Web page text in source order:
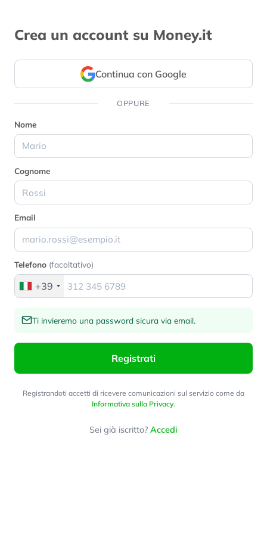
Crea un account su Money.it
Continua con Google
OPPURE
Nome
Cognome
Email
Telefono (facoltativo)
+39
Ti invieremo una password sicura via email.
Registrati
Registrandoti accetti di ricevere comunicazioni sul servizio come da
Informativa sulla Privacy.
Sei già iscritto? Accedi